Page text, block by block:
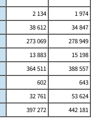
2 134
1 974
38 612
34 847
273 069
278 949
13 883
15 198
364 511
388 557
602
643
32 761
53 624
397 272 442 181